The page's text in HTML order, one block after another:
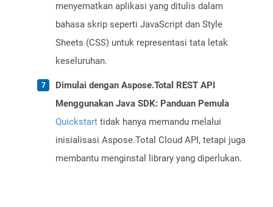
menyematkan aplikasi yang ditulis dalam
bahasa skrip seperti JavaScript dan Style
Sheets (CSS) untuk representasi tata letak
keseluruhan.
Dimulai dengan Aspose.Total REST API
Menggunakan Java SDK: Panduan Pemula
Quickstart tidak hanya memandu melalui
inisialisasi Aspose.Total Cloud API, tetapi juga
membantu menginstal library yang diperlukan.